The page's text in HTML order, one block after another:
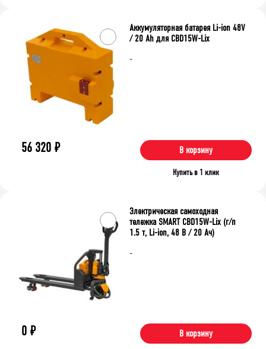
-
Аккумуляторная батарея Li-ion 48V
/ 20 Ah для CBD15W-Lix
56 320 ₽ В корзину
Купить в 1 клик
-
Электрическая самоходная
тележка SMART CBD15W-Lix (г/п
1.5 т, Li-ion, 48 В / 20 Ач)
0 ₽ В корзину